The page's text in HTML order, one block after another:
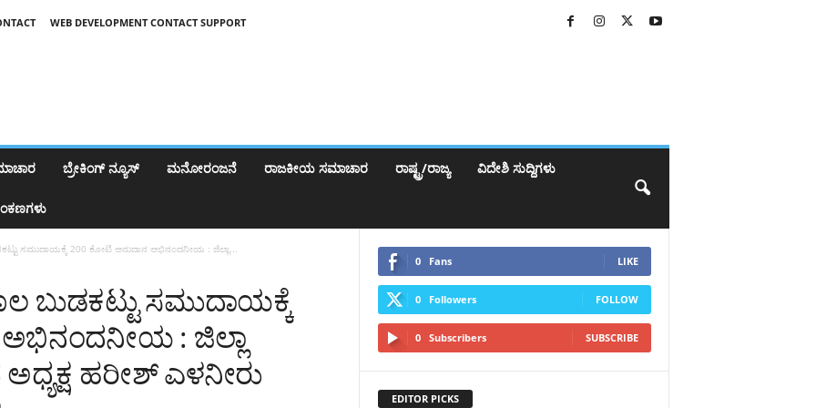
WEB DEVELOPMENT CONTACT SUPPORT
ಬ್ರೇಕಿಂಗ್‌ ನ್ಯೂಸ್ ಮನೋರಂಜನೆ ರಾಜಕೀಯ ಸಮಾಚಾರ ರಾಷ್ಟ್ರ/ರಾಜ್ಯ ವಿದೇಶಿ ಸುದ್ದಿಗಳು
ಸಮುದಾಯಕ್ಕೆ 200 ಕೋಟಿ ಅನುದಾನ ಅಭಿನಂದನೀಯ : ಜಿಲ್ಲಾ...
ಬುಡಕಟ್ಟು ಸಮುದಾಯಕ್ಕೆ
: ಜಿಲ್ಲಾ
ಹರೀಶ್ ಎಳನೀರು
0 Fans LIKE
0 Followers FOLLOW
0 Subscribers SUBSCRIBE
EDITOR PICKS